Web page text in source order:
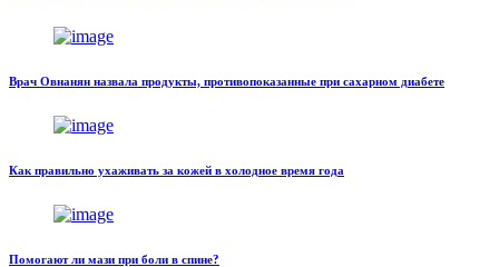
Врач Овнанян назвала продукты, противопоказанные при сахарном диабете
Как правильно ухаживать за кожей в холодное время года
Помогают ли мази при боли в спине?